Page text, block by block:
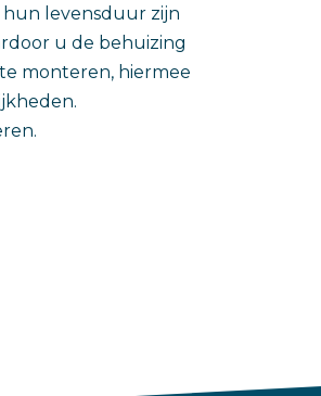
hun levensduur zijn
u de behuizing
monteren, hiermee